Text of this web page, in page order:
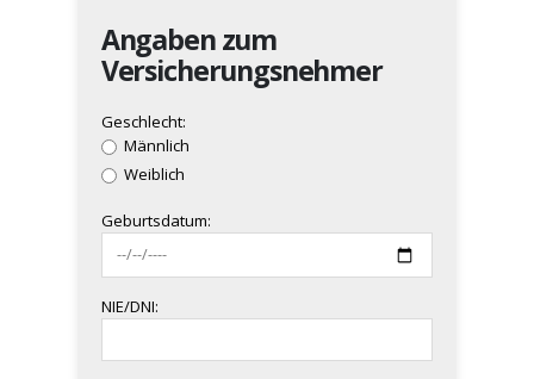
Angaben zum
Versicherungsnehmer
Geschlecht:
Männlich
Weiblich
Geburtsdatum:
NIE/DNI: